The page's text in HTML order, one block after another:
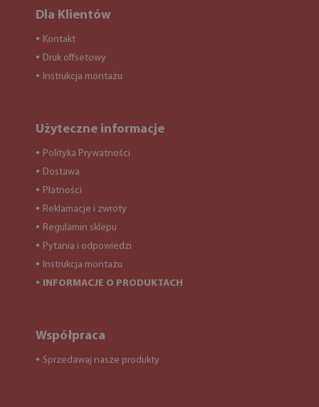
Dla Klientów
● Kontakt
● Druk offsetowy
● Instrukcja montażu
Użyteczne informacje
● Polityka Prywatności
● Dostawa
● Płatności
● Reklamacje i zwroty
● Regulamin sklepu
● Pytania i odpowiedzi
● Instrukcja montażu
● INFORMACJE O PRODUKTACH
Współpraca
● Sprzedawaj nasze produkty